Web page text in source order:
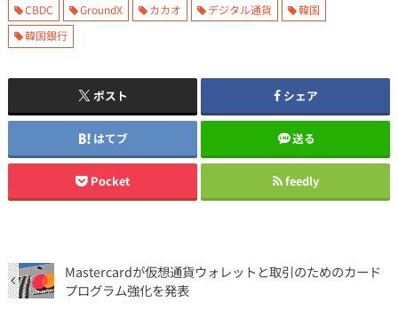
CBDC
GroundX カカオ デジタル通貨
韓国
韓国銀行
ポスト シェア
はてブ 送る
Pocket feedly
Mastercardが仮想通貨ウォレットと取引のためのカード
プログラム強化を発表